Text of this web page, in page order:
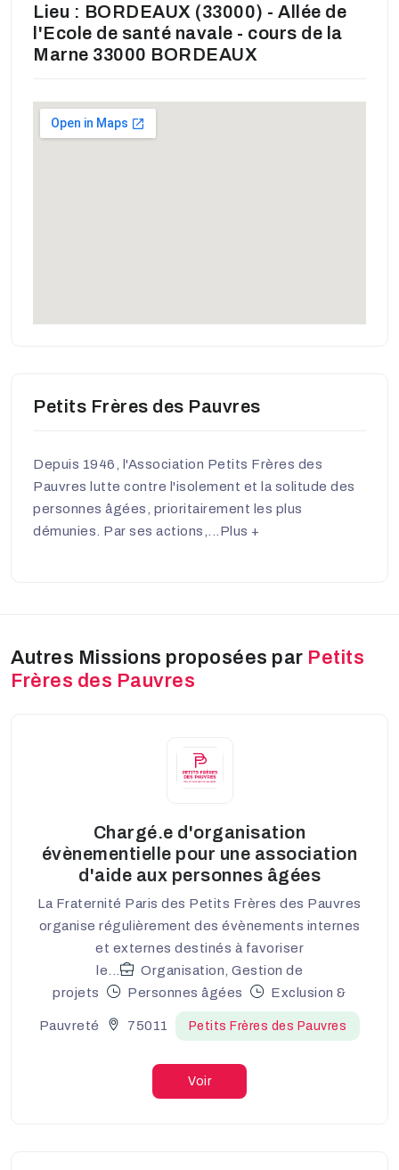
Lieu : BORDEAUX (33000) - Allée de
l'Ecole de santé navale - cours de la
Marne 33000 BORDEAUX
Petits Frères des Pauvres
Depuis 1946, l'Association Petits Frères des
Pauvres lutte contre l'isolement et la solitude des
personnes âgées, prioritairement les plus
démunies. Par ses actions,... Plus +
Autres Missions proposées par Petits
Frères des Pauvres
Chargé.e d'organisation
évènementielle pour une association
d'aide aux personnes âgées
La Fraternité Paris des Petits Frères des Pauvres
organise régulièrement des évènements internes
et externes destinés à favoriser
le...
Organisation, Gestion de
projets
Personnes âgées Exclusion &
Pauvreté 75011 Petits Frères des Pauvres
Voir